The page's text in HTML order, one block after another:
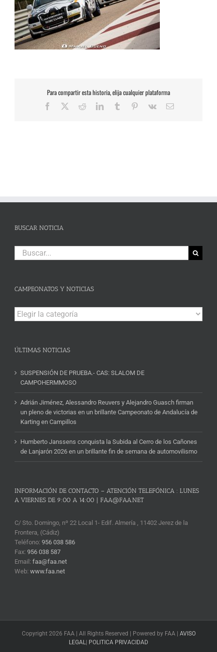
Para compartir esta historia, elija cualquier plataforma
Facebook RedditLinkedInTumblr Pinterest
Vk
Correo
BUSCAR NOTICIA
Buscar:
CAMPEONATOS Y NOTICIAS
Campeonatos
y
ÚLTIMAS NOTICIAS
SUSPENSIÓN DE PRUEBA.- CAS: SLALOM DE
CAMPOHERMMOSO
Adrián Jiménez, Alessandro Reuvers y Alejandro Guasch firman
un pleno de victorias en un brillante Campeonato de Andalucía de
Karting en Campillos
Humberto Janssens conquista la Subida al Cerro de los Cañones
de Lanjarón 2026 en un brillante fin de semana de automovilismo
INFORMACIÓN DE CONTACTO – ATENCIÓN TELEFÓNICA : LUNES
A VIERNES DE 9:00 A 14:00 | FAA@FAA.NET
C/ Sto. Domingo, nº 22 Local 1- Edif. Almería , 11402 Jerez de la
Frontera, (Cádiz)
Teléfono: 956 038 586
Fax: 956 038 587
Email: faa@faa.net
Web: www.faa.net
Copyright 2026 FAA | All Rights Reserved | Powered by FAA | AVISO
LEGAL | POLITICA PRIVACIDAD